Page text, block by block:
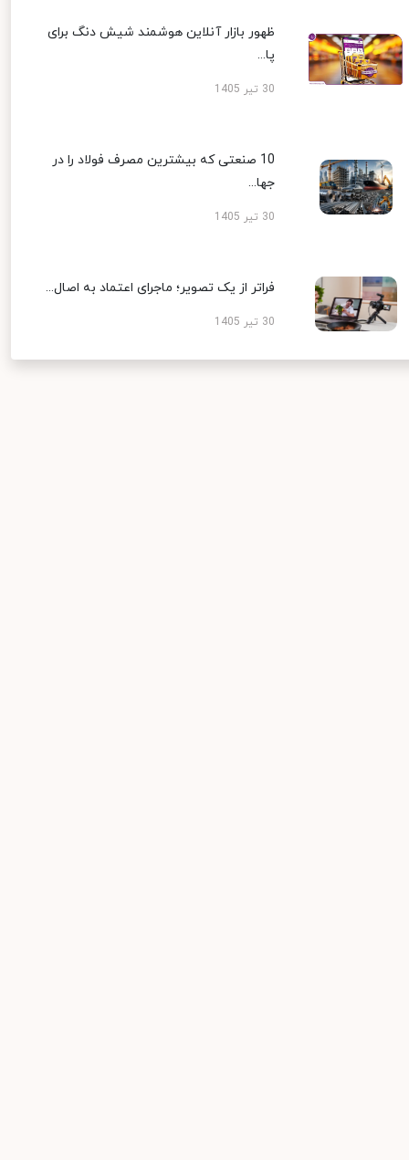
ظهور بازار آنلاین هوشمند شیش دنگ برای
پا...
30 تیر 1405
10 صنعتی که بیشترین مصرف فولاد را در
جها...
30 تیر 1405
فراتر از یک تصویر؛ ماجرای اعتماد به اصال...
30 تیر 1405